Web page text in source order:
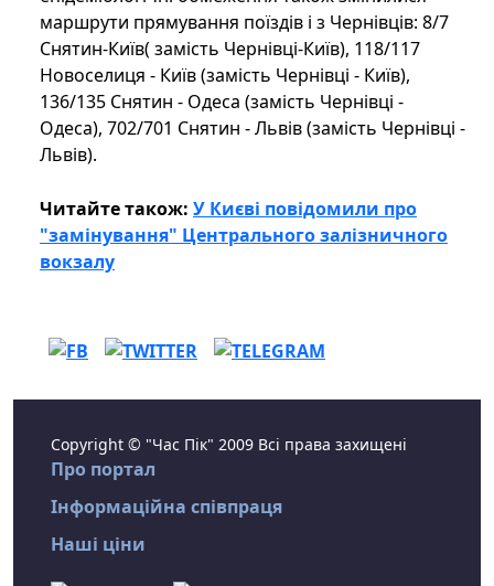
маршрути прямування поїздів і з Чернівців: 8/7
Снятин-Київ( замість Чернівці-Київ), 118/117
Новоселиця - Київ (замість Чернівці - Київ),
136/135 Снятин - Одеса (замість Чернівці -
Одеса), 702/701 Снятин - Львів (замість Чернівці -
Львів).
Читайте також: У Києві повідомили про
"замінування" Центрального залізничного
вокзалу
Copyright © "Час Пік" 2009 Всі права захищені
Про портал
Інформаційна співпраця
Наші ціни